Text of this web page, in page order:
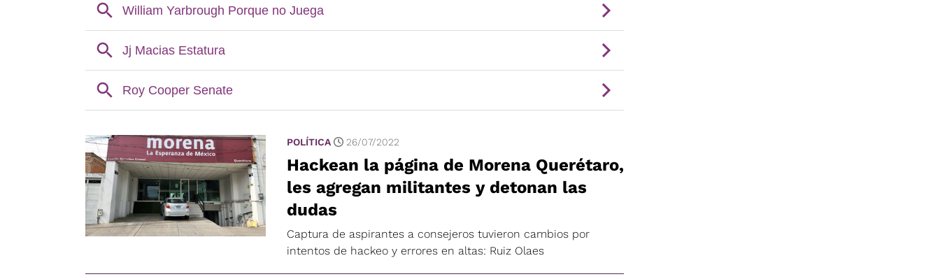
POLÍTICA 26/07/2022
Hackean la página de Morena Querétaro,
les agregan militantes y detonan las
dudas
Captura de aspirantes a consejeros tuvieron cambios por
intentos de hackeo y errores en altas: Ruiz Olaes